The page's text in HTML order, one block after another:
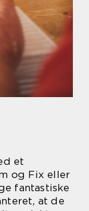
et
og Fix eller
fantastiske
at de